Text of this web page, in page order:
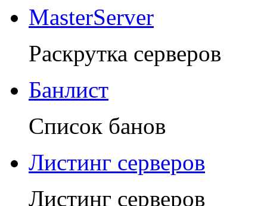
MasterServer
Раскрутка серверов
Банлист
Список банов
Листинг серверов
Листинг серверов